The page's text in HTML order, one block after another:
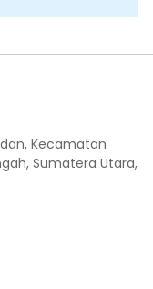
Kecamatan
Sumatera Utara,